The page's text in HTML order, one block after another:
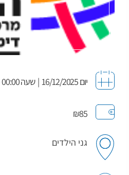
יום 16/12/2025 | שעה 00:00 - 00:00
₪85
גני הילדים